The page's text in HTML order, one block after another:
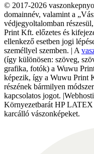
© 2017-2026
domainnév, valamint a
védjegyoltalomban
Print Kft. előzetes és
ellenkező esetben jogi
személlyel szemben. | A
(így különösen: szöveg,
grafika, fotók) a Wuwu
képezik, így a Wuwu Print
részének bármilyen
kapcsolatos jogot.
Környezetbarát HP
karcálló vászonképeket.